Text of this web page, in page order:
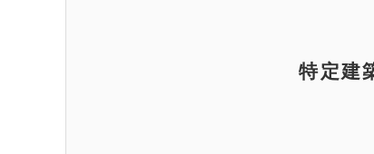
特定建